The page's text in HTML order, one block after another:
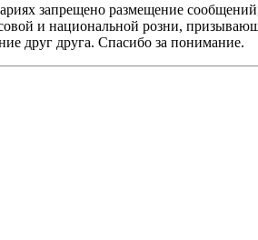
запрещено размещение
и национальной розни,
друг друга. Спасибо за понимание.